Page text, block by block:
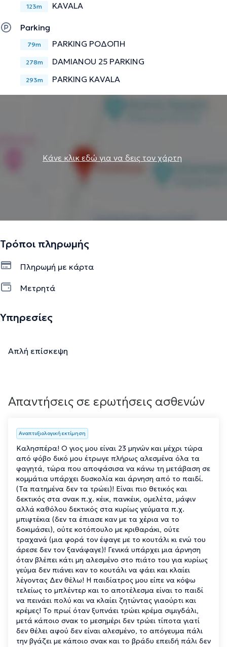
123m KAVALA
Parking
79m PARKING ΡΟΔΟΠΗ
278m DAMIANOU 25 PARKING
293m PARKING KAVALA
Κάνε κλικ εδώ για να δεις τον χάρτη
Τρόποι πληρωμής
Πληρωμή με κάρτα
Μετρητά
Υπηρεσίες
Απλή επίσκεψη
Απαντήσεις σε ερωτήσεις ασθενών
Αναπτυξιολογική εκτίμηση
Καλησπέρα! Ο γιος μου είναι 23 μηνών και μέχρι τώρα
από φόβο δικό μου έτρωγε πλήρως αλεσμένα όλα τα
φαγητά, τώρα που αποφάσισα να κάνω τη μετάβαση σε
κομμάτια υπάρχει δυσκολία και άρνηση από το παιδί.
(Τα πατημένα δεν τα τρώει)! Είναι πιο θετικός και
δεκτικός στα σνακ π.χ. κέικ, πανκέικ, ομελέτα, μάφιν
αλλά καθόλου δεκτικός στα κυρίως γεύματα π.χ.
μπιφτέκια (δεν τα έπιασε καν με τα χέρια να το
δοκιμάσει), ούτε κοτόπουλο με κριθαράκι, ούτε
τραχανά (μια φορά τον έφαγε με το κουτάλι κι ενώ του
άρεσε δεν τον ξανάφαγε)! Γενικά υπάρχει μια άρνηση
όταν βλέπει κάτι μη αλεσμένο στο πιάτο του για κυρίως
γεύμα δεν πιάνει καν το κουτάλι να φάει και κλαίει
λέγοντας Δεν θέλω! Η παιδίατρος μου είπε να κόψω
τελείως το μπλέντερ και το αποτέλεσμα είναι το παιδί
να πεινάει πολύ και να κλαίει ζητώντας γιαούρτι και
κρέμες! Το πρωί όταν ξυπνάει τρώει κρέμα σιμιγδάλι,
μετά κάποιο σνακ το μεσημέρι δεν τρώει τίποτα γιατί
δεν θέλει αφού δεν είναι αλεσμένο, το απόγευμα πάλι
την βγάζει με κάποιο σνακ και το βράδυ επειδή πάλι δεν